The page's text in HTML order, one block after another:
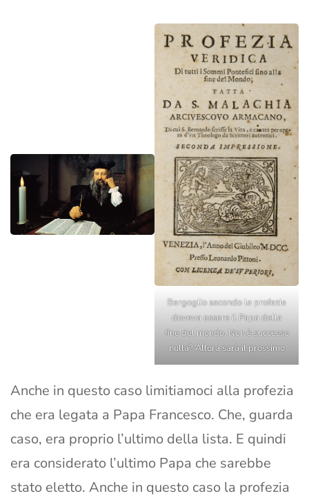
Bergoglio secondo le profezie
doveva essere il Papa della
fine del mondo. Non è successo
nulla? Allora sarà il prossimo
Anche in questo caso limitiamoci alla profezia
che era legata a Papa Francesco. Che, guarda
caso, era proprio l’ultimo della lista. E quindi
era considerato l’ultimo Papa che sarebbe
stato eletto. Anche in questo caso la profezia